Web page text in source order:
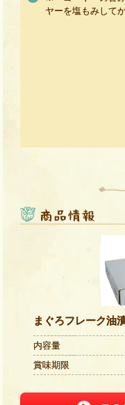
ヤーを塩もみして
まぐろフレーク
内容量
賞味期限